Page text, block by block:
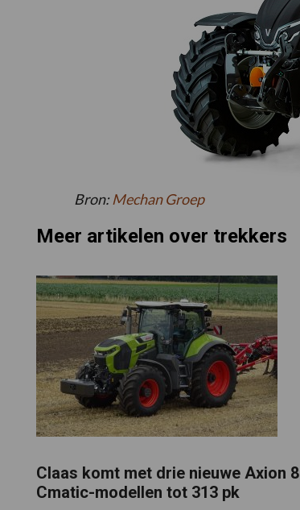
Bron:Mechan Groep
Meer artikelen over trekkers
Claas komt met drie nieuwe Axion 8
Cmatic-modellen tot 313 pk